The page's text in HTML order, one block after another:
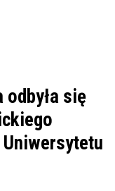
odbyła się